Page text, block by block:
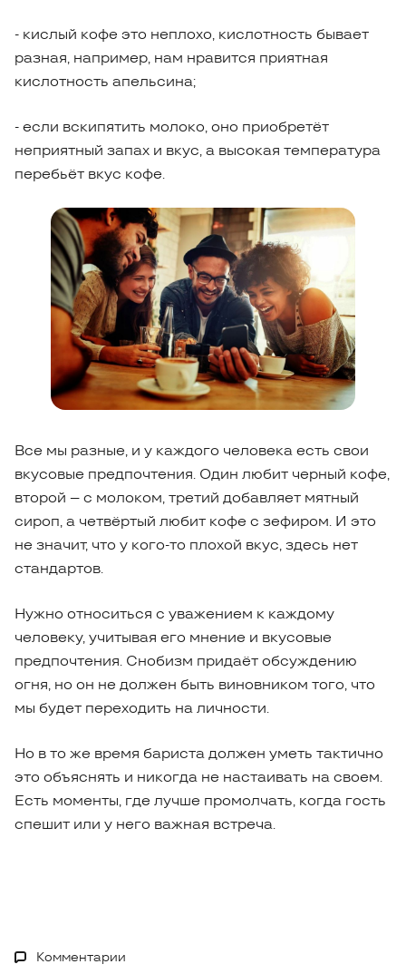
- кислый кофе это неплохо, кислотность бывает
разная, например, нам нравится приятная
кислотность апельсина;
- если вскипятить молоко, оно приобретёт
неприятный запах и вкус, а высокая температура
перебьёт вкус кофе.
Все мы разные, и у каждого человека есть свои
вкусовые предпочтения. Один любит черный кофе,
второй – с молоком, третий добавляет мятный
сироп, а четвёртый любит кофе с зефиром. И это
не значит, что у кого-то плохой вкус, здесь нет
стандартов.
Нужно относиться с уважением к каждому
человеку, учитывая его мнение и вкусовые
предпочтения. Снобизм придаёт обсуждению
огня, но он не должен быть виновником того, что
мы будет переходить на личности.
Но в то же время бариста должен уметь тактично
это объяснять и никогда не настаивать на своем.
Есть моменты, где лучше промолчать, когда гость
спешит или у него важная встреча.
Комментарии